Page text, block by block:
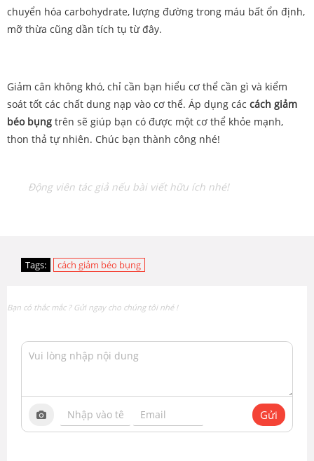
chuyển hóa carbohydrate, lượng đường trong máu bất ổn định,
mỡ thừa cũng dần tích tụ từ đây.
Giảm cân không khó, chỉ cần bạn hiểu cơ thể cần gì và kiểm
soát tốt các chất dung nạp vào cơ thể. Áp dụng các cách giảm
béo bụng trên sẽ giúp bạn có được một cơ thể khỏe mạnh,
thon thả tự nhiên. Chúc bạn thành công nhé!
Động viên tác giả nếu bài viết hữu ích nhé!
Tags: cách giảm béo bụng
Bạn có thắc mắc ? Gửi ngay cho chúng tôi nhé !
Gửi